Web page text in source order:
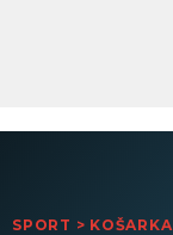
SPORT > KOŠARKA